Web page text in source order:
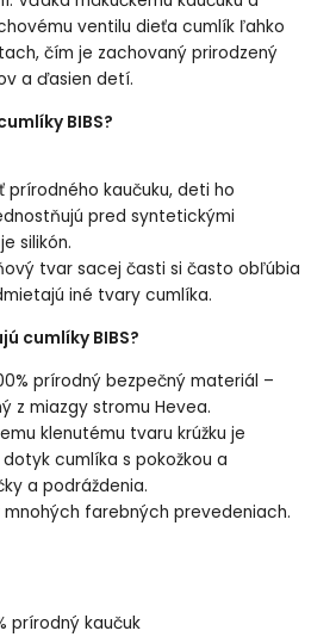
ventilu dieťa cumlík ľahko
čím je zachovaný prirodzený
a ďasien detí.
BIBS?
prírodného kaučuku, deti ho
pred syntetickými
silikón.
tvar sacej časti si často obľúbia
iné tvary cumlíka.
cumlíky BIBS?
prírodný bezpečný materiál –
z miazgy stromu Hevea.
klenutému tvaru krúžku je
cumlíka s pokožkou a
a podráždenia.
mnohých farebných prevedeniach.
prírodný kaučuk